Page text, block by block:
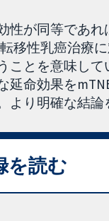
性が同等であれ
移性乳癌治療
ことを意味し
延命効果を
より明確な結論
を読む